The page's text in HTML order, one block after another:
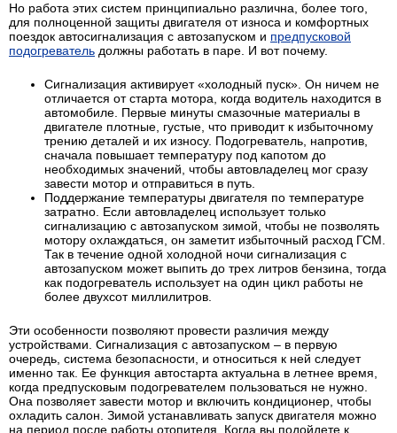
Но работа этих систем принципиально различна, более того,
для полноценной защиты двигателя от износа и комфортных
поездок автосигнализация с автозапуском и предпусковой
подогреватель должны работать в паре. И вот почему.
Сигнализация активирует «холодный пуск». Он ничем не
отличается от старта мотора, когда водитель находится в
автомобиле. Первые минуты смазочные материалы в
двигателе плотные, густые, что приводит к избыточному
трению деталей и их износу. Подогреватель, напротив,
сначала повышает температуру под капотом до
необходимых значений, чтобы автовладелец мог сразу
завести мотор и отправиться в путь.
Поддержание температуры двигателя по температуре
затратно. Если автовладелец использует только
сигнализацию с автозапуском зимой, чтобы не позволять
мотору охлаждаться, он заметит избыточный расход ГСМ.
Так в течение одной холодной ночи сигнализация с
автозапуском может выпить до трех литров бензина, тогда
как подогреватель использует на один цикл работы не
более двухсот миллилитров.
Эти особенности позволяют провести различия между
устройствами. Сигнализация с автозапуском – в первую
очередь, система безопасности, и относиться к ней следует
именно так. Ее функция автостарта актуальна в летнее время,
когда предпусковым подогревателем пользоваться не нужно.
Она позволяет завести мотор и включить кондиционер, чтобы
охладить салон. Зимой устанавливать запуск двигателя можно
на период после работы отопителя. Когда вы подойдете к